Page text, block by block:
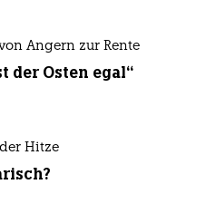
Angern zur Rente
der Osten egal“
Hitze